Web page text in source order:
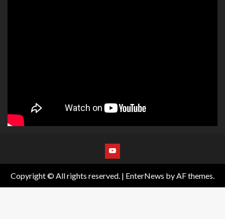
Copyright © All rights reserved. | EnterNews by AF themes.